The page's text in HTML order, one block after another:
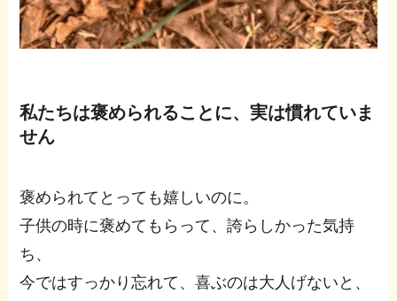
私たちは褒められることに、実は慣れていま
せん
褒められてとっても嬉しいのに。
子供の時に褒めてもらって、誇らしかった気持
ち、
今ではすっかり忘れて、喜ぶのは大人げないと、